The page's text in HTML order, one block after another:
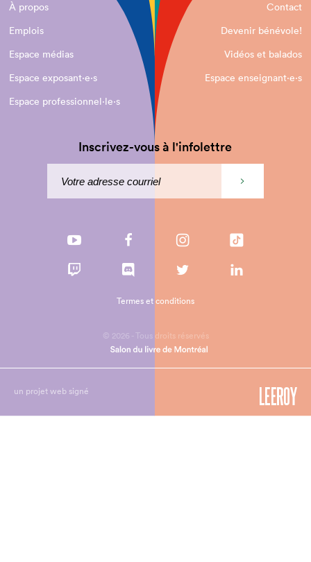
À propos
Contact
Emplois
Devenir bénévole!
Espace médias
Vidéos et balados
Espace exposant·e⋅s
Espace enseignant·e⋅s
Espace professionnel·le⋅s
Inscrivez-vous à l'infolettre
© 2026 - Tous droits réservés
Termes et conditions
un projet web signé